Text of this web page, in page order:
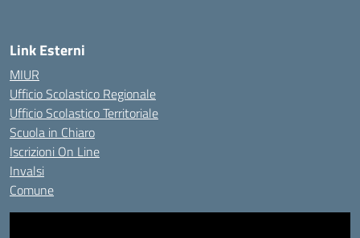
Link Esterni
MIUR
Ufficio Scolastico Regionale
Ufficio Scolastico Territoriale
Scuola in Chiaro
Iscrizioni On Line
Invalsi
Comune